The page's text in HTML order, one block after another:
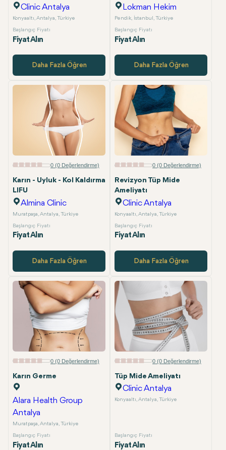
Clinic Antalya
Konyaaltı, Antalya, Türkiye
Başlangıç Fiyatı
Fiyat Alın
Daha Fazla Öğren
Lokman Hekim
Pendik, İstanbul, Türkiye
Başlangıç Fiyatı
Fiyat Alın
Daha Fazla Öğren
0 (0 Değerlendirme)
Karın - Uyluk - Kol Kaldırma
LIFU
Almina Clinic
Muratpaşa, Antalya, Türkiye
Başlangıç Fiyatı
Fiyat Alın
Daha Fazla Öğren
0 (0 Değerlendirme)
Revizyon Tüp Mide
Ameliyatı
Clinic Antalya
Konyaaltı, Antalya, Türkiye
Başlangıç Fiyatı
Fiyat Alın
Daha Fazla Öğren
0 (0 Değerlendirme)
Karın Germe
Alara Health Group
Antalya
Muratpaşa, Antalya, Türkiye
Başlangıç Fiyatı
Fiyat Alın
0 (0 Değerlendirme)
Tüp Mide Ameliyatı
Clinic Antalya
Konyaaltı, Antalya, Türkiye
Başlangıç Fiyatı
Fiyat Alın